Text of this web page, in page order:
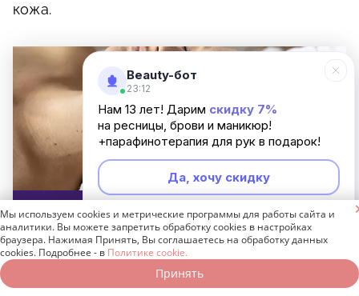
кожа.
Читайте также
«Буккальный массаж лица: эффективность,
показания, техника проведения»
Beauty-бот
23:12
Нам 13 лет! Дарим скидку 7%
на ресницы, брови и маникюр!
+парафинотерапия для рук в подарок!
Да, хочу скидку
Неинтересно
Мы используем cookies и метрические программы для работы сайта и
аналитики. Вы можете запретить обработку cookies в настройках
браузера. Нажимая Принять, Вы соглашаетесь на обработку данных
cookies. Подробнее - в Политике cookie.
Принять